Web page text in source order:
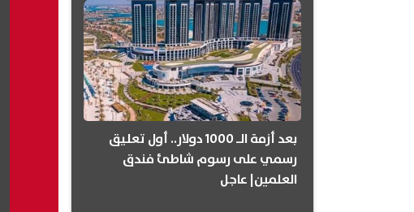
بعد أزمة الـ 1000 دولار.. أول تعليق
رسمي على رسوم شاطئ فندق
العلمين| عاجل